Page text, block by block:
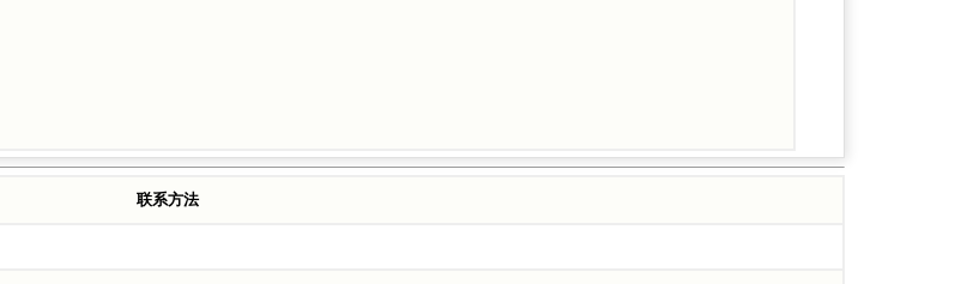
联系方法